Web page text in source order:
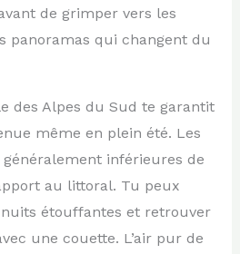
de grimper vers les
panoramas qui changent du
des Alpes du Sud te garantit
même en plein été. Les
inférieures de
au littoral. Tu peux
étouffantes et retrouver
une couette. L’air pur de